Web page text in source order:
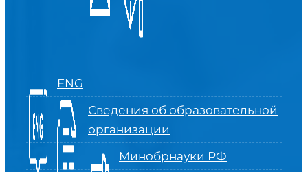
ENG
Сведения об образовательной
организации
Минобрнауки РФ